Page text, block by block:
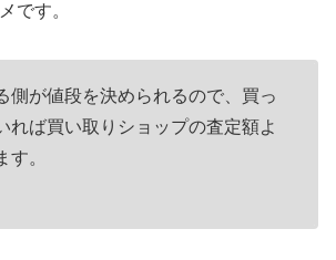
です。
側が値段を決められるので、買っ
れば買い取りショップの査定額よ
す。